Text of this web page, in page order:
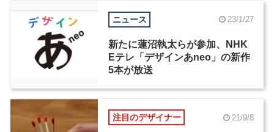
ニュース 23/1/27
新たに蓮沼執太らが参加、NHK
Eテレ「デザインあneo」の新作
5本が放送
注目のデザイナー 21/9/8